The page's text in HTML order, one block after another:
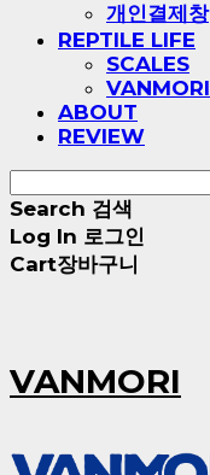
개인결제창
REPTILE LIFE
SCALES
VANMORI
ABOUT
REVIEW
Search 검색
Log In 로그인
Cart장바구니
VANMORI